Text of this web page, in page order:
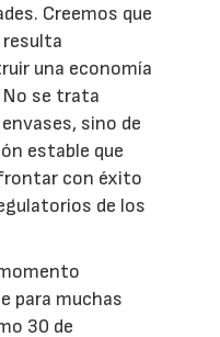
Creemos que
resulta
una economía
No se trata
sino de
estable que
con éxito
de los
para muchas
30 de